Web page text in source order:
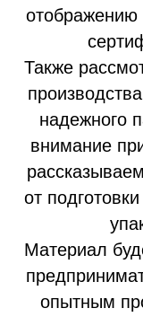
отображению
Также
надежного
внимание
от
Материал
опытным